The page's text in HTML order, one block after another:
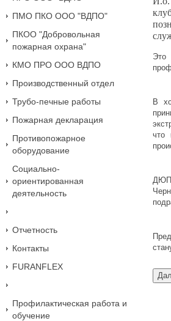
ПМО ПКО ООО "ВДПО"
ПКОО "Добровольная
пожарная охрана"
КМО ПРО ООО ВДПО
Производственный отдел
Трубо-печные работы
Пожарная декларация
Противопожарное
оборудование
Социально-
ориентированная
деятельность
Отчетность
Контакты
FURANFLEX
Профилактическая работа и
обучение
Это
В
что
ДЮП